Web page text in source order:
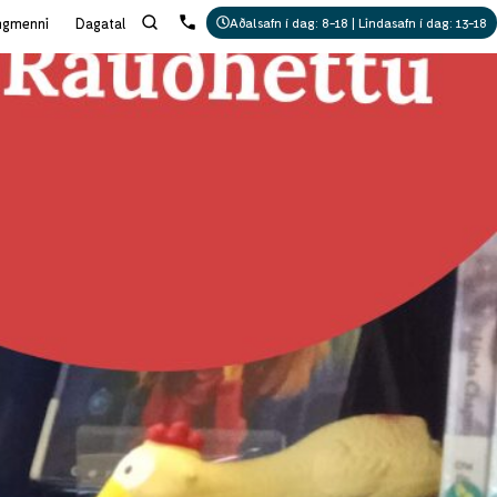
Dagatal Aðalsafn í dag: 8-18 | Lindasafn í dag: 13-18